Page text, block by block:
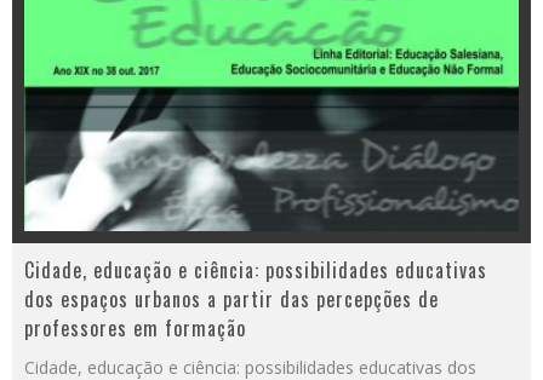
Cidade, educação e ciência: possibilidades educativas
dos espaços urbanos a partir das percepções de
professores em formação
Cidade, educação e ciência: possibilidades educativas dos